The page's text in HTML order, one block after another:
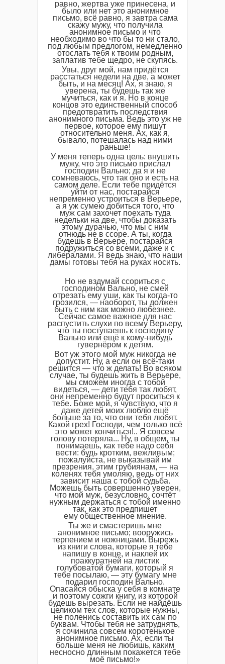
равно, жертва уже принесена, и
было или нет это анонимное
письмо, всё равно, я завтра сама
скажу мужу, что получила
анонимное письмо и что
необходимо во что бы то ни стало,
под любым предлогом, немедленно
отослать тебя к твоим родным,
заплатив тебе щедро, не скупясь.
Увы, друг мой, нам придётся
расстаться недели на две, а может
быть, и на месяц! Ах, я знаю, я
уверена, ты будешь так же
мучиться, как и я. Но в конце
концов это единственный способ
предотвратить последствия
анонимного письма. Ведь это уж не
первое, которое ему пишут
относительно меня. Ах, как я,
бывало, потешалась над ними
раньше!
У меня теперь одна цель: внушить
мужу, что это письмо прислал
господин Вально; да я и не
сомневаюсь, что так оно и есть на
самом деле. Если тебе придётся
уйти от нас, постарайся
непременно устроиться в Верьере,
а я уж сумею добиться того, что
муж сам захочет поехать туда
недельки на две, чтобы доказать
этому дурачью, что мы с ним
отнюдь не в ссоре. А ты, когда
будешь в Верьере, постарайся
подружиться со всеми, даже и с
либералами. Я ведь знаю, что наши
дамы готовы тебя на руках носить.
Но не вздумай ссориться с
господином Вально, не смей
отрезать ему уши, как ты когда-то
грозился, — наоборот, ты должен
быть с ним как можно любезнее.
Сейчас самое важное для нас
распустить слухи по всему Верьеру,
что ты поступаешь к господину
Вально или ещё к кому-нибудь
гувернёром к детям.
Вот уж этого мой муж никогда не
допустит. Ну, а если он всё-таки
решится — что ж делать! Во всяком
случае, ты будешь жить в Верьере,
мы сможем иногда с тобой
видеться, — дети тебя так любят,
они непременно будут проситься к
тебе. Боже мой, я чувствую, что я
даже детей моих люблю ещё
больше за то, что они тебя любят.
Какой грех! Господи, чем только всё
это может кончиться!.. Я совсем
голову потеряла... Ну, в общем, ты
понимаешь, как тебе надо себя
вести: будь кротким, вежливым;
пожалуйста, не выказывай им
презрения, этим грубиянам, — на
коленях тебя умоляю, ведь от них
зависит наша с тобой судьба.
Можешь быть совершенно уверен,
что мой муж, безусловно, сочтёт
нужным держаться с тобой именно
так, как это предпишет
ему общественное мнение.
Ты же и смастеришь мне
анонимное письмо; вооружись
терпением и ножницами. Вырежь
из книги слова, которые я тебе
напишу в конце, и наклей их
поаккуратней на листик
голубоватой бумаги, который я
тебе посылаю, — эту бумагу мне
подарил господин Вально.
Опасайся обыска у себя в комнате
и поэтому сожги книгу, из которой
будешь вырезать. Если не найдёшь
целиком тех слов, которые нужны,
не поленись составить их сам по
буквам. Чтобы тебя не затруднять,
я сочинила совсем коротенькое
анонимное письмо. Ах, если ты
больше меня не любишь, каким
несносно длинным покажется тебе
моё письмо!»